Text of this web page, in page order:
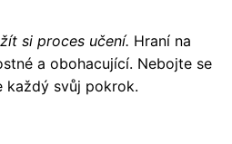
si proces učení. Hraní na
a obohacující. Nebojte se
každý svůj pokrok.